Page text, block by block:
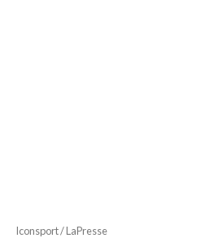
Iconsport / LaPresse